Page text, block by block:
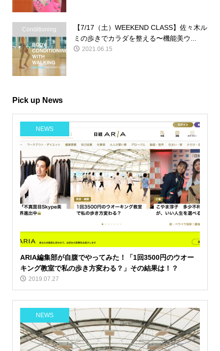
Conditioning
【7/17（土）WEEKEND CLASS】佐々木ル
ミの歩きでカラダを整える〜機能美ウ...
2021.06.15
Pick up News
NEWS
ARIA編集部が自腹でやってみた！「1回3500円のウオー
キング教室で私の歩き方変わる？」その結果は！？
2019.07.27
NEWS